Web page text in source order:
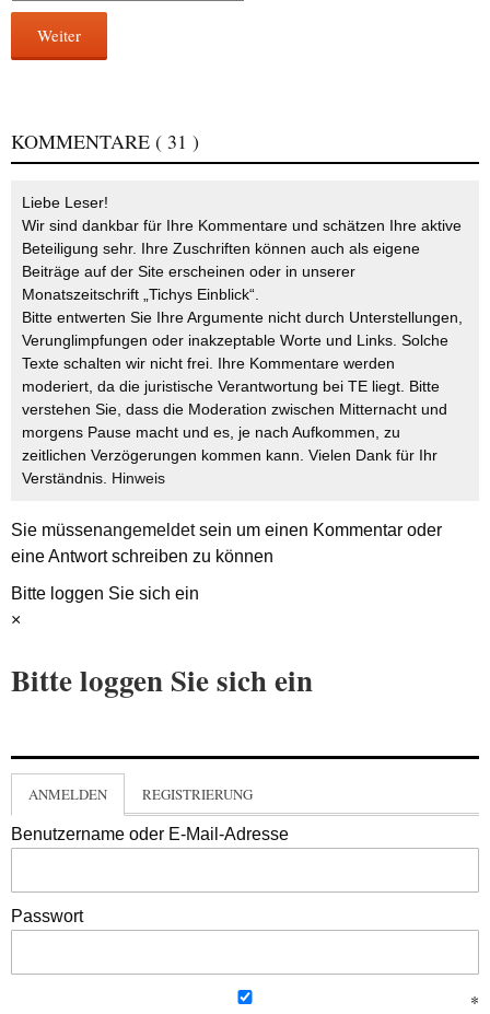
Weiter
KOMMENTARE ( 31 )
Liebe Leser!
Wir sind dankbar für Ihre Kommentare und schätzen Ihre aktive
Beteiligung sehr. Ihre Zuschriften können auch als eigene
Beiträge auf der Site erscheinen oder in unserer
Monatszeitschrift „Tichys Einblick“.
Bitte entwerten Sie Ihre Argumente nicht durch Unterstellungen,
Verunglimpfungen oder inakzeptable Worte und Links. Solche
Texte schalten wir nicht frei. Ihre Kommentare werden
moderiert, da die juristische Verantwortung bei TE liegt. Bitte
verstehen Sie, dass die Moderation zwischen Mitternacht und
morgens Pause macht und es, je nach Aufkommen, zu
zeitlichen Verzögerungen kommen kann. Vielen Dank für Ihr
Verständnis. Hinweis
Sie müssenangemeldetsein um einen Kommentar oder
eine Antwort schreiben zu können
Bitte loggen Sie sich ein
×
Bitte loggen Sie sich ein
ANMELDEN REGISTRIERUNG
Benutzername oder E-Mail-Adresse
Passwort